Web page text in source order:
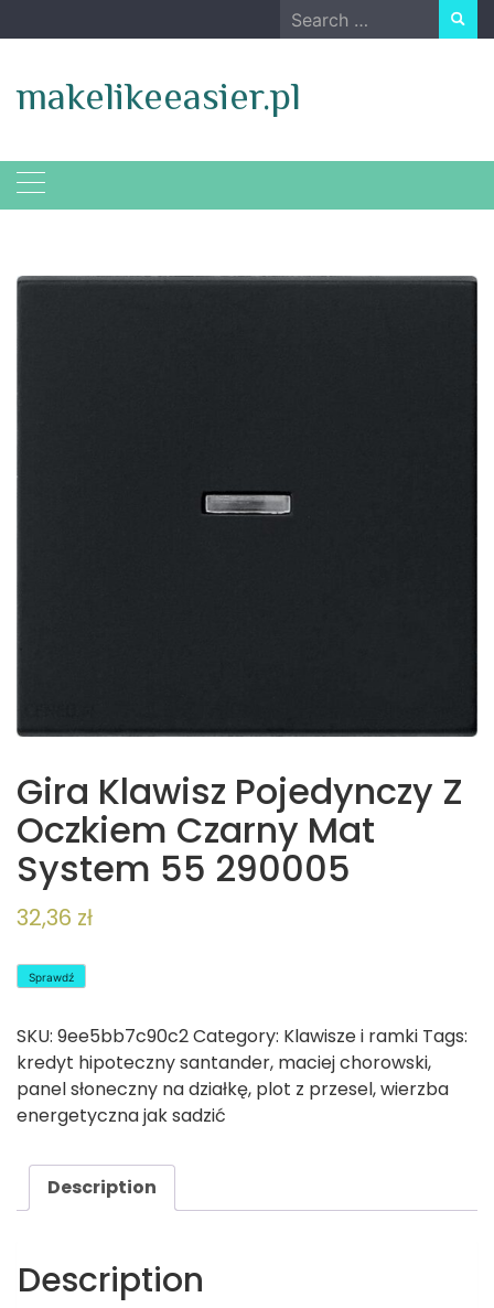
to
Search
for:
makelikeeasier.pl
Gira Klawisz Pojedynczy Z
Oczkiem Czarny Mat
System 55 290005
32,36 zł
Sprawdź
SKU: 9ee5bb7c90c2Category: Klawisze i ramki Tags:
kredyt hipoteczny santander, maciej chorowski,
panel słoneczny na działkę, plot z przesel,wierzba
energetyczna jak sadzić
Description
Description